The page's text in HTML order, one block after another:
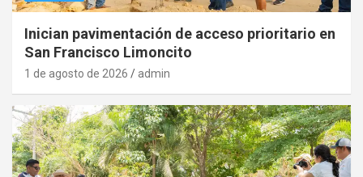
Inician pavimentación de acceso prioritario en
San Francisco Limoncito
1 de agosto de 2026 admin